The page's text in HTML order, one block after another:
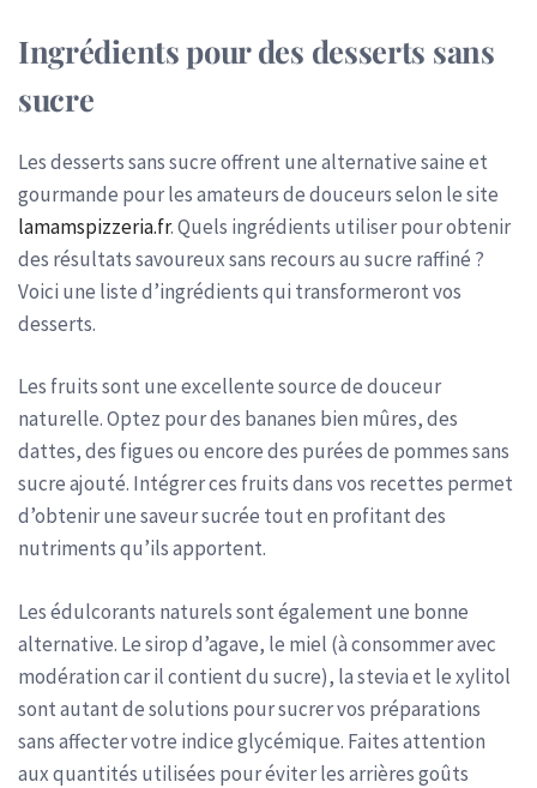
Ingrédients pour des desserts sans
sucre
Les desserts sans sucre offrent une alternative saine et
gourmande pour les amateurs de douceurs selon le site
lamamspizzeria.fr. Quels ingrédients utiliser pour obtenir
des résultats savoureux sans recours au sucre raffiné ?
Voici une liste d’ingrédients qui transformeront vos
desserts.
Les fruits sont une excellente source de douceur
naturelle. Optez pour des bananes bien mûres, des
dattes, des figues ou encore des purées de pommes sans
sucre ajouté. Intégrer ces fruits dans vos recettes permet
d’obtenir une saveur sucrée tout en profitant des
nutriments qu’ils apportent.
Les édulcorants naturels sont également une bonne
alternative. Le sirop d’agave, le miel (à consommer avec
modération car il contient du sucre), la stevia et le xylitol
sont autant de solutions pour sucrer vos préparations
sans affecter votre indice glycémique. Faites attention
aux quantités utilisées pour éviter les arrières goûts